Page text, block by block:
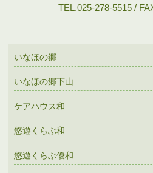
TEL.025-278-5515 /
いなほの郷
いなほの郷下山
ケアハウス和
悠遊くらぶ和
悠遊くらぶ優和